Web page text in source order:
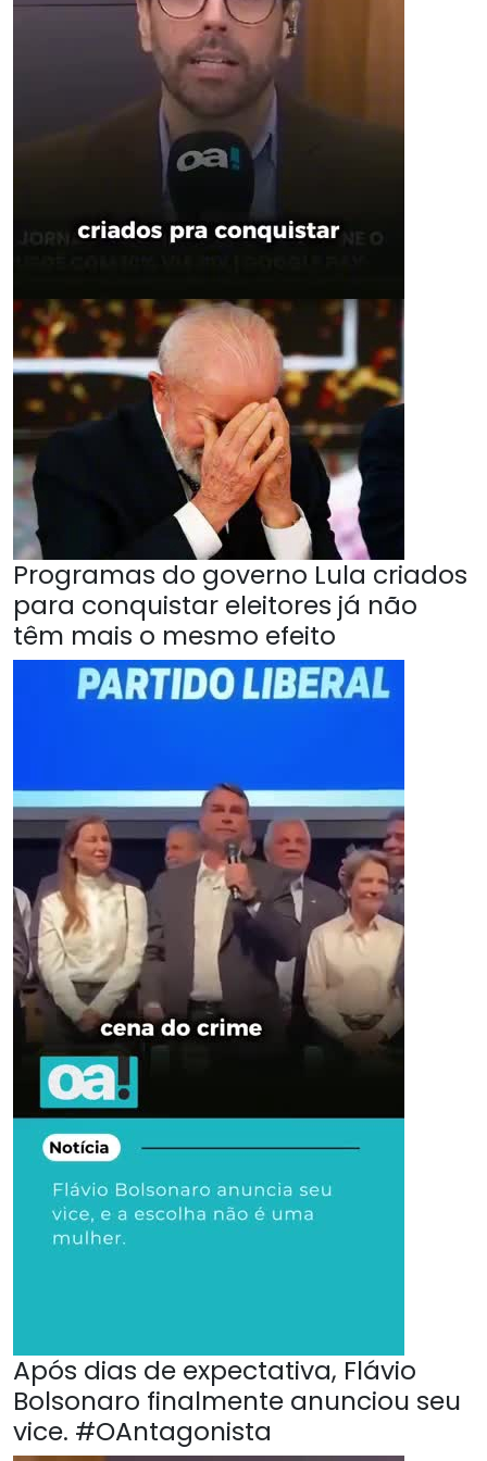
Programas do governo Lula criados
para conquistar eleitores já não
têm mais o mesmo efeito
Após dias de expectativa, Flávio
Bolsonaro finalmente anunciou seu
vice. #OAntagonista